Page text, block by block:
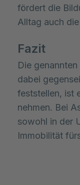
fördert die
Alltag auch
Fazit
Die
dabei
feststellen, ist
nehmen. Bei
sowohl in der
Immobilität